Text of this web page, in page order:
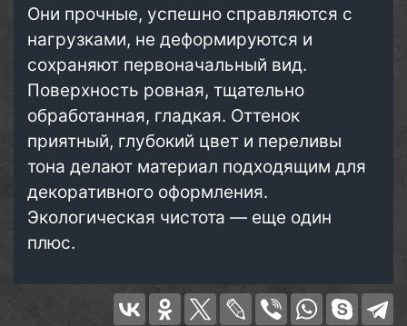
Они прочные, успешно справляются с
нагрузками, не деформируются и
сохраняют первоначальный вид.
Поверхность ровная, тщательно
обработанная, гладкая. Оттенок
приятный, глубокий цвет и переливы
тона делают материал подходящим для
декоративного оформления.
Экологическая чистота — еще один
плюс.